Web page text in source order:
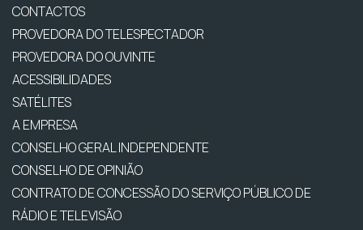
CONTACTOS
PROVEDORA DO TELESPECTADOR
PROVEDORA DO OUVINTE
ACESSIBILIDADES
SATÉLITES
A EMPRESA
CONSELHO GERAL INDEPENDENTE
CONSELHO DE OPINIÃO
CONTRATO DE CONCESSÃO DO SERVIÇO PÚBLICO DE
RÁDIO E TELEVISÃO